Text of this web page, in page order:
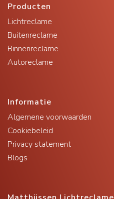
Producten
Lichtreclame
Buitenreclame
Binnenreclame
Autoreclame
Informatie
Algemene voorwaarden
Cookiebeleid
Privacy statement
Blogs